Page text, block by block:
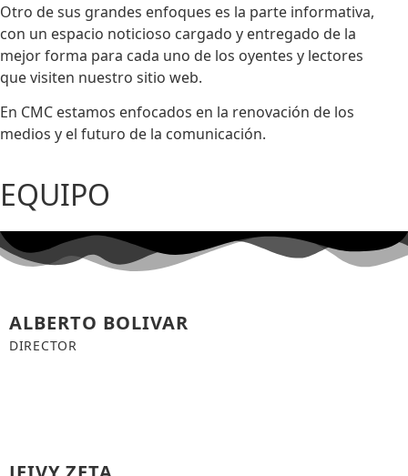
Otro de sus grandes enfoques es la parte informativa,
con un espacio noticioso cargado y entregado de la
mejor forma para cada uno de los oyentes y lectores
que visiten nuestro sitio web.
En CMC estamos enfocados en la renovación de los
medios y el futuro de la comunicación.
EQUIPO
ALBERTO BOLIVAR
DIRECTOR